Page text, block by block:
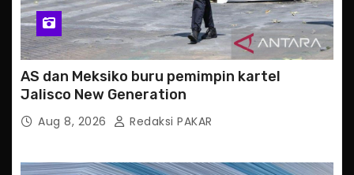
AS dan Meksiko buru pemimpin kartel
Jalisco New Generation
Aug 8, 2026 Redaksi PAKAR